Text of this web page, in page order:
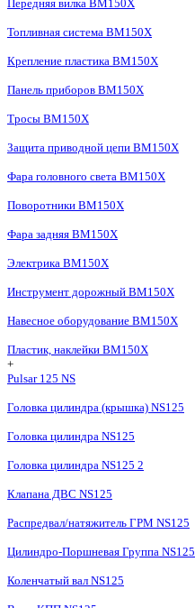
Передняя вилка BM150X
Топливная система BM150X
Крепление пластика BM150X
Панель приборов BM150X
Тросы BM150X
Защита приводной цепи BM150X
Фара головного света BM150X
Поворотники BM150X
Фара задняя BM150X
Электрика BM150X
Инструмент дорожный BM150X
Навесное оборудование BM150X
Пластик, наклейки BM150X
+
Pulsar 125 NS
Головка цилиндра (крышка) NS125
Головка цилиндра NS125
Головка цилиндра NS125 2
Клапана ДВС NS125
Распредвал/натяжитель ГРМ NS125
Цилиндро-Поршневая Группа NS125
Коленчатый вал NS125